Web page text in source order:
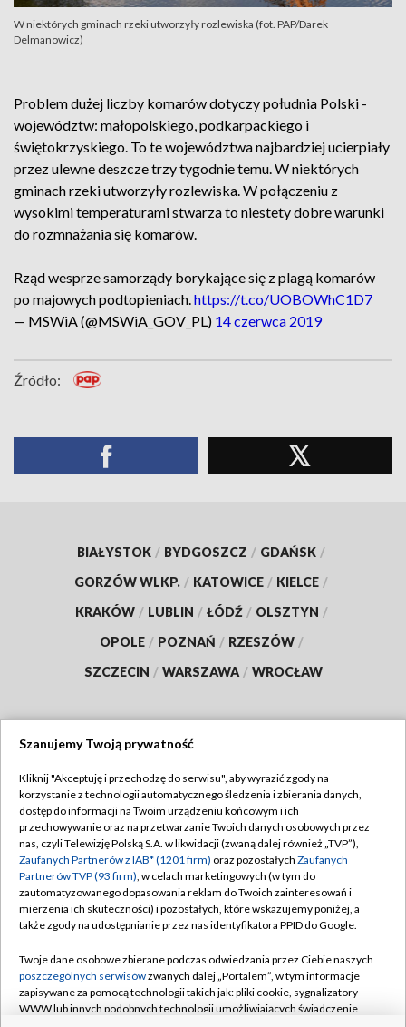
W niektórych gminach rzeki utworzyły rozlewiska (fot. PAP/Darek
Delmanowicz)
Problem dużej liczby komarów dotyczy południa Polski -
województw: małopolskiego, podkarpackiego i
świętokrzyskiego. To te województwa najbardziej ucierpiały
przez ulewne deszcze trzy tygodnie temu. W niektórych
gminach rzeki utworzyły rozlewiska. W połączeniu z
wysokimi temperaturami stwarza to niestety dobre warunki
do rozmnażania się komarów.
Rząd wesprze samorządy borykające się z plagą komarów
po majowych podtopieniach.https://t.co/UOBOWhC1D7
— MSWiA (@MSWiA_GOV_PL) 14 czerwca 2019
Źródło:
BIAŁYSTOK / BYDGOSZCZ / GDAŃSK /
GORZÓW WLKP. / KATOWICE / KIELCE /
KRAKÓW / LUBLIN / ŁÓDŹ / OLSZTYN /
OPOLE / POZNAŃ / RZESZÓW /
SZCZECIN / WARSZAWA / WROCŁAW
TVP
Abonament TVP
Emisja w TVP
Centrum informacji TVP
Naziemna Telewizja Cyfrowa
Rada Programowa
System NOS
Regulamin TVP
Polityka prywatności
Moje zgody
Pomoc
Kontakt
Szanujemy Twoją prywatność
Kliknij "Akceptuję i przechodzę do serwisu", aby wyrazić zgody na
korzystanie z technologii automatycznego śledzenia i zbierania danych,
dostęp do informacji na Twoim urządzeniu końcowym i ich
przechowywanie oraz na przetwarzanie Twoich danych osobowych przez
nas, czyli Telewizję Polską S.A. w likwidacji (zwaną dalej również „TVP”),
Zaufanych Partnerów z IAB* (1201 firm) oraz pozostałych Zaufanych
Partnerów TVP (93 firm), w celach marketingowych (w tym do
zautomatyzowanego dopasowania reklam do Twoich zainteresowań i
mierzenia ich skuteczności) i pozostałych, które wskazujemy poniżej, a
także zgody na udostępnianie przez nas identyfikatora PPID do Google.
Twoje dane osobowe zbierane podczas odwiedzania przez Ciebie naszych
poszczególnych serwisówzwanych dalej „Portalem”, w tym informacje
zapisywane za pomocą technologii takich jak: pliki cookie, sygnalizatory
WWW lub innych podobnych technologii umożliwiających świadczenie